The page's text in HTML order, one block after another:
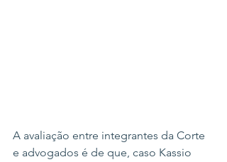
A avaliação entre integrantes da Corte
e advogados é de que, caso Kassio